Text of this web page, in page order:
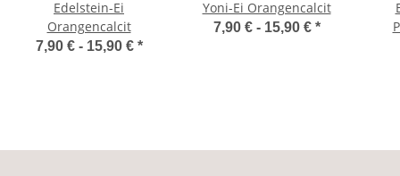
Edelstein-Ei
Orangencalcit
7,90 € - 15,90 € *
Yoni-Ei Orangencalcit
7,90 € - 15,90 € *